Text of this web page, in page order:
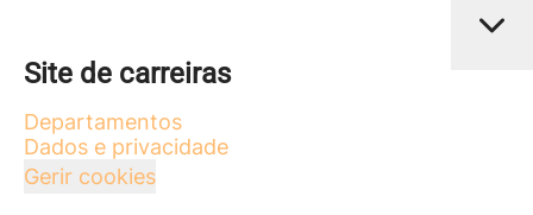
Site de carreiras
Departamentos
Dados e privacidade
Gerir cookies